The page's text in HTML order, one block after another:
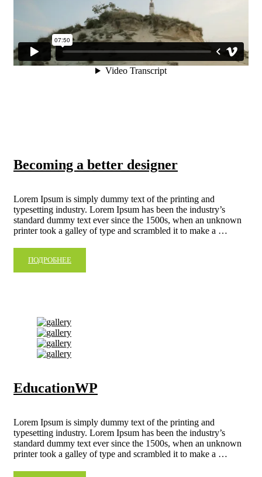
Becoming a better designer
Lorem Ipsum is simply dummy text of the printing and
typesetting industry. Lorem Ipsum has been the industry’s
standard dummy text ever since the 1500s, when an unknown
printer took a galley of type and scrambled it to make a …
ПОДРОБНЕЕ
EducationWP
Lorem Ipsum is simply dummy text of the printing and
typesetting industry. Lorem Ipsum has been the industry’s
standard dummy text ever since the 1500s, when an unknown
printer took a galley of type and scrambled it to make a …